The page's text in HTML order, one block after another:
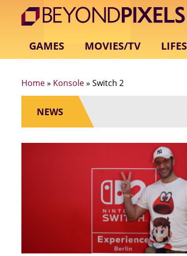
GAMES MOVIES/TV
Home» Konsole» Switch 2
NEWS